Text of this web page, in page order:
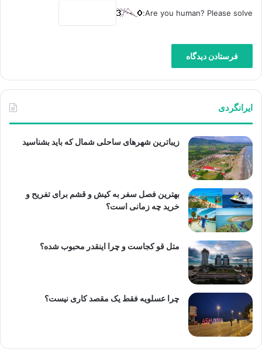
Are you human? Please solve:
ایرانگردی
زیباترین شهرهای ساحلی شمال که باید بشناسید
بهترین فصل سفر به کیش و قشم برای تفریح و
خرید چه زمانی است؟
متل قو کجاست و چرا اینقدر محبوب شده؟
چرا عسلویه فقط یک مقصد کاری نیست؟